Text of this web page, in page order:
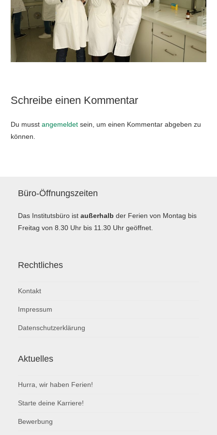
Schreibe einen Kommentar
Du musstangemeldet sein, um einen Kommentar abgeben zu
können.
Büro-Öffnungszeiten
Das Institutsbüro istaußerhalb der Ferien von Montag bis
Freitag von 8.30 Uhr bis 11.30 Uhr geöffnet.
Rechtliches
Kontakt
Impressum
Datenschutzerklärung
Aktuelles
Hurra, wir haben Ferien!
Starte deine Karriere!
Bewerbung